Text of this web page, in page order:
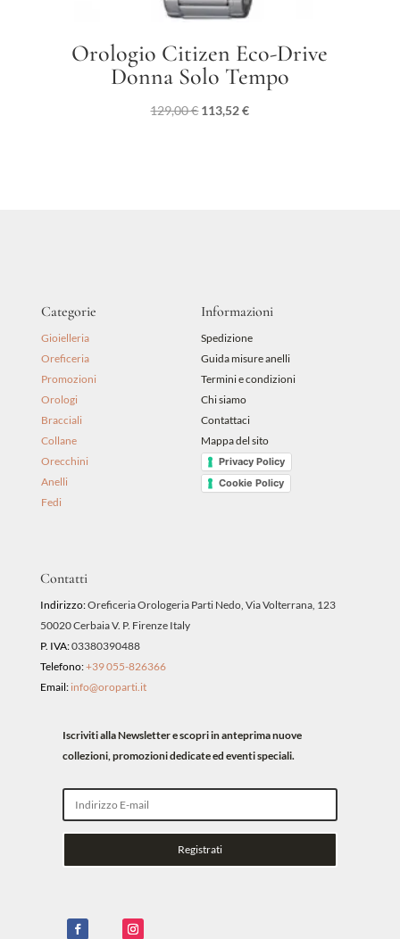
Orologio Citizen Eco-Drive
Donna Solo Tempo
129,00€ Il
113,52€Il
Categorie
Gioielleria
Oreficeria
Promozioni
Orologi
Bracciali
Collane
Orecchini
Anelli
Fedi
Informazioni
Spedizione
Guida misure anelli
Termini e condizioni
Chi siamo
Contattaci
Mappa del sito
Privacy Policy
Cookie Policy
Contatti
Indirizzo:Oreficeria Orologeria Parti Nedo, Via Volterrana, 123
50020 Cerbaia V. P. Firenze Italy
P. IVA:03380390488
Telefono:+39 055-826366
Email: info@oroparti.it
Iscriviti alla Newsletter e scopri in anteprima nuove
collezioni, promozioni dedicate ed eventi speciali.
Registrati